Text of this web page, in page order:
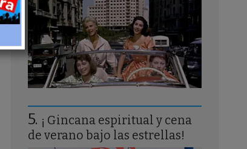
¡ Gincana espiritual y cena
de verano bajo las estrellas!